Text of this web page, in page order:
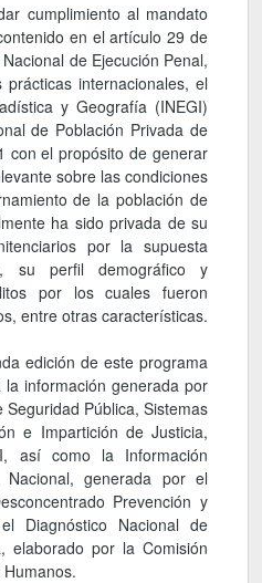
cumplimiento al mandato
en el artículo 29 de
de Ejecución Penal,
internacionales, el
y Geografía (INEGI)
de Población Privada de
con el propósito de generar
sobre las condiciones
de la población de
ha sido privada de su
por la supuesta
su perfil demográfico y
por los cuales fueron
entre otras características.
edición de este programa
información generada por
Pública, Sistemas
e Impartición de Justicia,
así como la Información
Nacional, generada por el
Prevención y
Diagnóstico Nacional de
elaborado por la Comisión